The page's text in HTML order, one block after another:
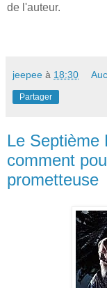
de l'auteur.
jeepee à 18:30
Partager
Le Septième
comment
prometteuse